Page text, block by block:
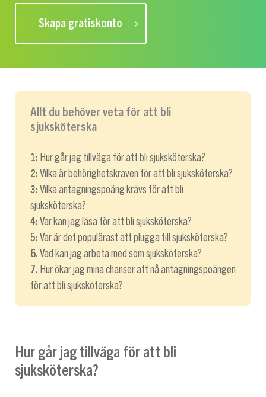
Skapa gratiskonto
Allt du behöver veta för att bli
sjuksköterska
1: Hur går jag tillväga för att bli sjuksköterska?
2: Vilka är behörighetskraven för att bli sjuksköterska?
3: Vilka antagningspoäng krävs för att bli
sjuksköterska?
4: Var kan jag läsa för att bli sjuksköterska?
5: Var är det populärast att plugga till sjuksköterska?
6. Vad kan jag arbeta med som sjuksköterska?
7. Hur ökar jag mina chanser att nå antagningspoängen
för att bli sjuksköterska?
Hur går jag tillväga för att bli
sjuksköterska?